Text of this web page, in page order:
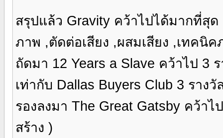
สรุปแล้ว Gravity คว้าไปได้มากที่สุ
ภาพ ,ตัดต่อเสียง ,ผสมเสียง ,เทคนิค
ถัดมา 12 Years a Slave คว้าไป
เท่ากับ Dallas Buyers Club 3 รา
รองลงมา The Great Gatsby คว้า
สร้าง )